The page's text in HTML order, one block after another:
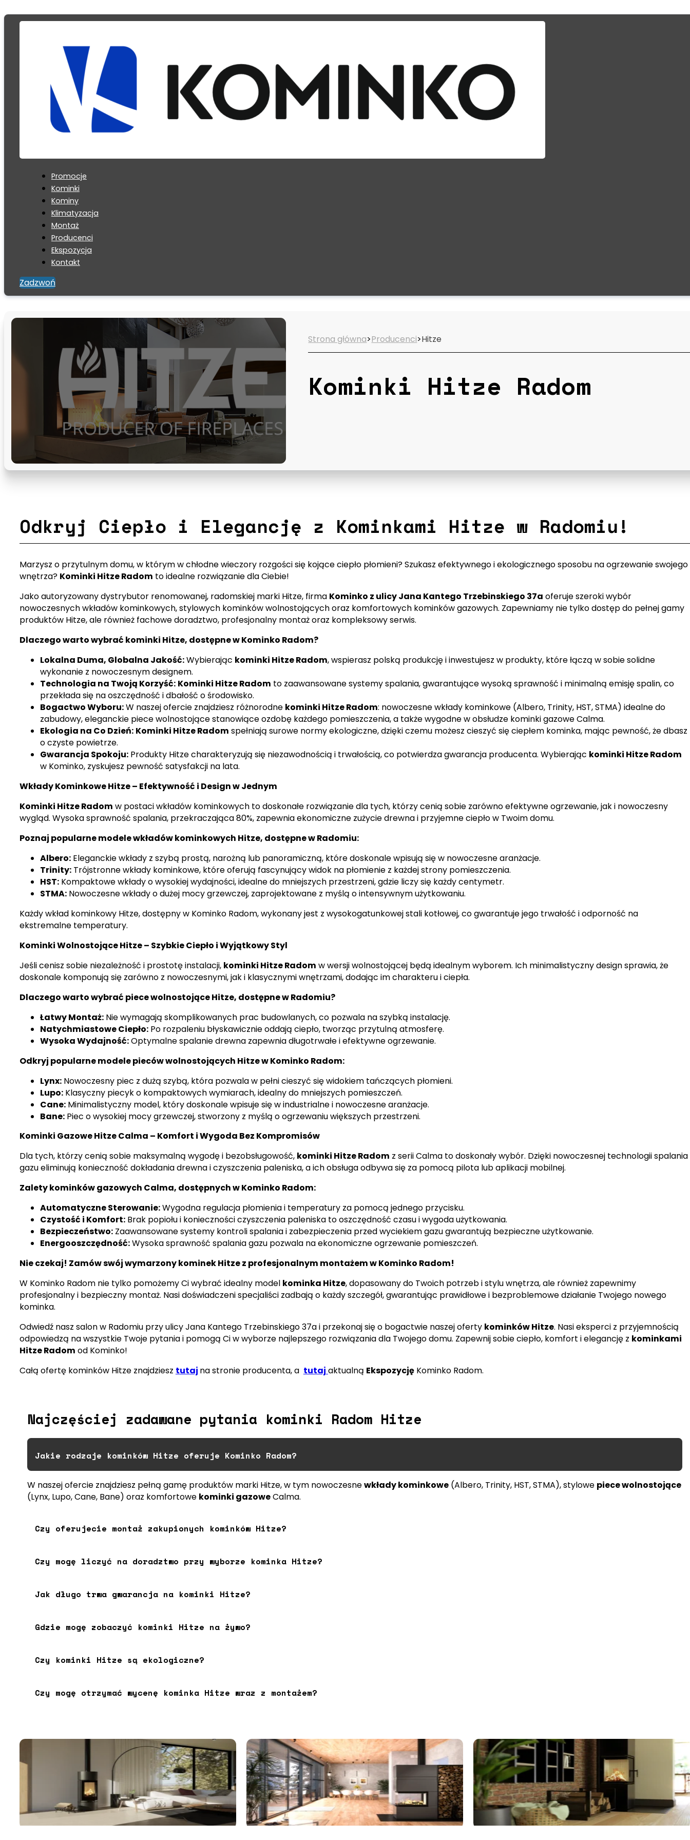
Promocje
Kominki
Kominy
Klimatyzacja
Montaż
Producenci
Ekspozycja
Kontakt
Zadzwoń
Strona główna>Producenci>Hitze
Kominki Hitze Radom
Odkryj Ciepło i Elegancję z Kominkami Hitze w Radomiu!
Marzysz o przytulnym domu, w którym w chłodne wieczory rozgości się kojące ciepło płomieni? Szukasz efektywnego i ekologicznego sposobu na ogrzewanie swojego
wnętrza? Kominki Hitze Radom to idealne rozwiązanie dla Ciebie!
Jako autoryzowany dystrybutor renomowanej, radomskiej marki Hitze, firma Kominko z ulicy Jana Kantego Trzebinskiego 37a oferuje szeroki wybór
nowoczesnych wkładów kominkowych, stylowych kominków wolnostojących oraz komfortowych kominków gazowych. Zapewniamy nie tylko dostęp do pełnej gamy
produktów Hitze, ale również fachowe doradztwo, profesjonalny montaż oraz kompleksowy serwis.
Dlaczego warto wybrać kominki Hitze, dostępne w Kominko Radom?
Lokalna Duma, Globalna Jakość:Wybierając kominki Hitze Radom, wspierasz polską produkcję i inwestujesz w produkty, które łączą w sobie solidne
wykonanie z nowoczesnym designem.
Technologia na Twoją Korzyść: Kominki Hitze Radom to zaawansowane systemy spalania, gwarantujące wysoką sprawność i minimalną emisję spalin, co
przekłada się na oszczędność i dbałość o środowisko.
Bogactwo Wyboru:W naszej ofercie znajdziesz różnorodne kominki Hitze Radom: nowoczesne wkłady kominkowe (Albero, Trinity, HST, STMA) idealne do
zabudowy, eleganckie piece wolnostojące stanowiące ozdobę każdego pomieszczenia, a także wygodne w obsłudze kominki gazowe Calma.
Ekologia na Co Dzień: Kominki Hitze Radom spełniają surowe normy ekologiczne, dzięki czemu możesz cieszyć się ciepłem kominka, mając pewność, że dbasz
o czyste powietrze.
Gwarancja Spokoju:Produkty Hitze charakteryzują się niezawodnością i trwałością, co potwierdza gwarancja producenta. Wybierając kominki Hitze Radom
w Kominko, zyskujesz pewność satysfakcji na lata.
Wkłady Kominkowe Hitze – Efektywność i Design w Jednym
Kominki Hitze Radom w postaci wkładów kominkowych to doskonałe rozwiązanie dla tych, którzy cenią sobie zarówno efektywne ogrzewanie, jak i nowoczesny
wygląd. Wysoka sprawność spalania, przekraczająca 80%, zapewnia ekonomiczne zużycie drewna i przyjemne ciepło w Twoim domu.
Poznaj popularne modele wkładów kominkowych Hitze, dostępne w Radomiu:
Albero:Eleganckie wkłady z szybą prostą, narożną lub panoramiczną, które doskonale wpisują się w nowoczesne aranżacje.
Trinity:Trójstronne wkłady kominkowe, które oferują fascynujący widok na płomienie z każdej strony pomieszczenia.
HST:Kompaktowe wkłady o wysokiej wydajności, idealne do mniejszych przestrzeni, gdzie liczy się każdy centymetr.
STMA:Nowoczesne wkłady o dużej mocy grzewczej, zaprojektowane z myślą o intensywnym użytkowaniu.
Każdy wkład kominkowy Hitze, dostępny w Kominko Radom, wykonany jest z wysokogatunkowej stali kotłowej, co gwarantuje jego trwałość i odporność na
ekstremalne temperatury.
Kominki Wolnostojące Hitze – Szybkie Ciepło i Wyjątkowy Styl
Jeśli cenisz sobie niezależność i prostotę instalacji, kominki Hitze Radom w wersji wolnostojącej będą idealnym wyborem. Ich minimalistyczny design sprawia, że
doskonale komponują się zarówno z nowoczesnymi, jak i klasycznymi wnętrzami, dodając im charakteru i ciepła.
Dlaczego warto wybrać piece wolnostojące Hitze, dostępne w Radomiu?
Łatwy Montaż:Nie wymagają skomplikowanych prac budowlanych, co pozwala na szybką instalację.
Natychmiastowe Ciepło:Po rozpaleniu błyskawicznie oddają ciepło, tworząc przytulną atmosferę.
Wysoka Wydajność:Optymalne spalanie drewna zapewnia długotrwałe i efektywne ogrzewanie.
Odkryj popularne modele pieców wolnostojących Hitze w Kominko Radom:
Lynx:Nowoczesny piec z dużą szybą, która pozwala w pełni cieszyć się widokiem tańczących płomieni.
Lupo:Klasyczny piecyk o kompaktowych wymiarach, idealny do mniejszych pomieszczeń.
Cane:Minimalistyczny model, który doskonale wpisuje się w industrialne i nowoczesne aranżacje.
Bane:Piec o wysokiej mocy grzewczej, stworzony z myślą o ogrzewaniu większych przestrzeni.
Kominki Gazowe Hitze Calma – Komfort i Wygoda Bez Kompromisów
Dla tych, którzy cenią sobie maksymalną wygodę i bezobsługowość, kominki Hitze Radom z serii Calma to doskonały wybór. Dzięki nowoczesnej technologii spalania
gazu eliminują konieczność dokładania drewna i czyszczenia paleniska, a ich obsługa odbywa się za pomocą pilota lub aplikacji mobilnej.
Zalety kominków gazowych Calma, dostępnych w Kominko Radom:
Automatyczne Sterowanie:Wygodna regulacja płomienia i temperatury za pomocą jednego przycisku.
Czystość i Komfort:Brak popiołu i konieczności czyszczenia paleniska to oszczędność czasu i wygoda użytkowania.
Bezpieczeństwo:Zaawansowane systemy kontroli spalania i zabezpieczenia przed wyciekiem gazu gwarantują bezpieczne użytkowanie.
Energooszczędność:Wysoka sprawność spalania gazu pozwala na ekonomiczne ogrzewanie pomieszczeń.
Nie czekaj! Zamów swój wymarzony kominek Hitze z profesjonalnym montażem w Kominko Radom!
W Kominko Radom nie tylko pomożemy Ci wybrać idealny model kominka Hitze, dopasowany do Twoich potrzeb i stylu wnętrza, ale również zapewnimy
profesjonalny i bezpieczny montaż. Nasi doświadczeni specjaliści zadbają o każdy szczegół, gwarantując prawidłowe i bezproblemowe działanie Twojego nowego
kominka.
Odwiedź nasz salon w Radomiu przy ulicy Jana Kantego Trzebinskiego 37a i przekonaj się o bogactwie naszej oferty kominków Hitze. Nasi eksperci z przyjemnością
odpowiedzą na wszystkie Twoje pytania i pomogą Ci w wyborze najlepszego rozwiązania dla Twojego domu. Zapewnij sobie ciepło, komfort i elegancję z kominkami
Hitze Radom od Kominko!
Całą ofertę kominków Hitze znajdziesz tutaj na stronie producenta, a tutaj aktualną EkspozycjęKominko Radom.
Najczęściej zadawane pytania kominki Radom Hitze
Jakie rodzaje kominków Hitze oferuje Kominko Radom?
W naszej ofercie znajdziesz pełną gamę produktów marki Hitze, w tym nowoczesnewkłady kominkowe(Albero, Trinity, HST, STMA), stylowe piece wolnostojące
(Lynx, Lupo, Cane, Bane) oraz komfortowe kominki gazoweCalma.
Czy oferujecie montaż zakupionych kominków Hitze?
Czy mogę liczyć na doradztwo przy wyborze kominka Hitze?
Jak długo trwa gwarancja na kominki Hitze?
Gdzie mogę zobaczyć kominki Hitze na żywo?
Czy kominki Hitze są ekologiczne?
Czy mogę otrzymać wycenę kominka Hitze wraz z montażem?